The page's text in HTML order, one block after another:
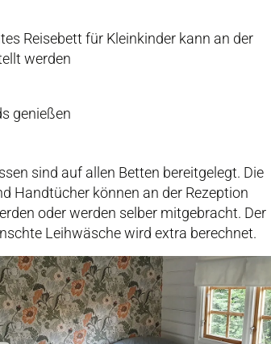
Reisebett für Kleinkinder kann an der
werden
genießen
sind auf allen Betten bereitgelegt. Die
Handtücher können an der Rezeption
oder werden selber mitgebracht. Der
Leihwäsche wird extra berechnet.